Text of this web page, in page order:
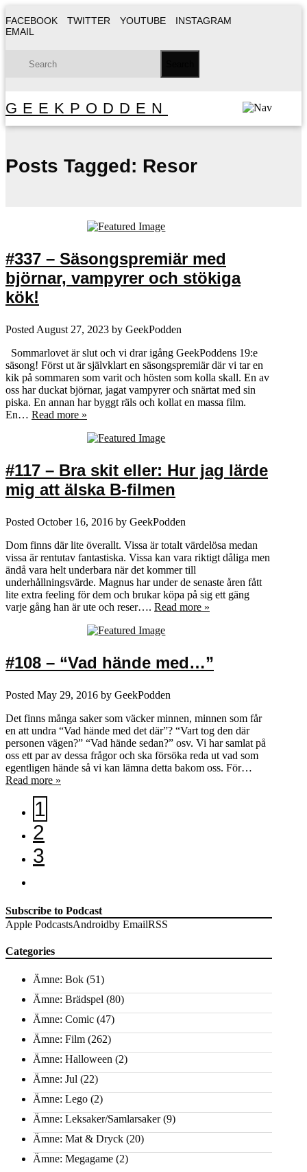
FACEBOOK TWITTER YOUTUBE
INSTAGRAM
EMAIL
GEEKPODDEN
Posts Tagged: Resor
#337 – Säsongspremiär med
björnar, vampyrer och stökiga
kök!
Posted August 27, 2023 by GeekPodden
Sommarlovet är slut och vi drar igång GeekPoddens 19:e
säsong! Först ut är självklart en säsongspremiär där vi tar en
kik på sommaren som varit och hösten som kolla skall. En av
oss har duckat björnar, jagat vampyrer och snärtat med sin
piska. En annan har byggt räls och kollat en massa film.
En… Read more »
#117 – Bra skit eller: Hur jag lärde
mig att älska B-filmen
Posted October 16, 2016 by GeekPodden
Dom finns där lite överallt. Vissa är totalt värdelösa medan
vissa är rentutav fantastiska. Vissa kan vara riktigt dåliga men
ändå vara helt underbara när det kommer till
underhållningsvärde. Magnus har under de senaste åren fått
lite extra feeling för dem och brukar köpa på sig ett gäng
varje gång han är ute och reser…. Read more »
#108 – “Vad hände med…”
Posted May 29, 2016 by GeekPodden
Det finns många saker som väcker minnen, minnen som får
en att undra “Vad hände med det där”? “Vart tog den där
personen vägen?” “Vad hände sedan?” osv. Vi har samlat på
oss ett par av dessa frågor och ska försöka reda ut vad som
egentligen hände så vi kan lämna detta bakom oss. För…
Read more »
1
2
3
Subscribe to Podcast
Apple PodcastsAndroidby EmailRSS
Categories
Ämne: Bok (51)
Ämne: Brädspel (80)
Ämne: Comic (47)
Ämne: Film (262)
Ämne: Halloween (2)
Ämne: Jul (22)
Ämne: Lego (2)
Ämne: Leksaker/Samlarsaker(9)
Ämne: Mat & Dryck (20)
Ämne: Megagame (2)